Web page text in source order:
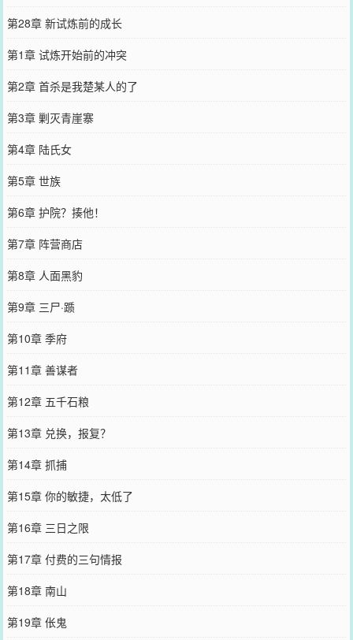
第28章 新试炼前的成长
第1章 试炼开始前的冲突
第2章 首杀是我楚某人的了
第3章 剿灭青崖寨
第4章 陆氏女
第5章 世族
第6章 护院？揍他！
第7章 阵营商店
第8章 人面黑豹
第9章 三尸·踬
第10章 季府
第11章 善谋者
第12章 五千石粮
第13章 兑换，报复？
第14章 抓捕
第15章 你的敏捷，太低了
第16章 三日之限
第17章 付费的三句情报
第18章 南山
第19章 伥鬼